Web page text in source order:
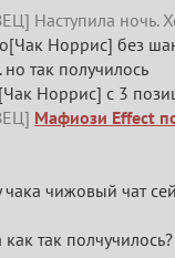
Наступила ночь.
Норрис] без
так получилось
Норрис] с 3
Мафиози Effect
чака чижовый чат
так полчучилось?